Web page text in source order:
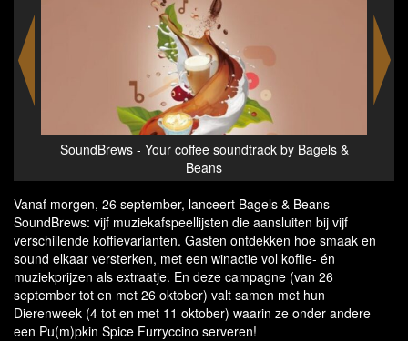
by Bagels &
SoundBrews - Your coffee soundtrack by
Vanaf morgen, 26 september, lanceert Bagels & Beans
SoundBrews: vijf muziekafspeellijsten die aansluiten bij vijf
verschillende koffievarianten. Gasten ontdekken hoe smaak en
sound elkaar versterken, met een winactie vol koffie- én
muziekprijzen als extraatje. En deze campagne (van 26
september tot en met 26 oktober) valt samen met hun
Dierenweek (4 tot en met 11 oktober) waarin ze onder andere
een Pu(m)pkin Spice Furryccino serveren!